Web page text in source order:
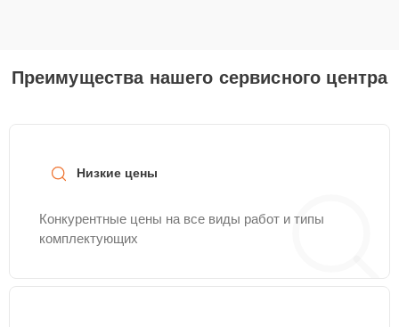
Преимущества нашего сервисного центра
Низкие цены
Конкурентные цены на все виды работ и типы
комплектующих